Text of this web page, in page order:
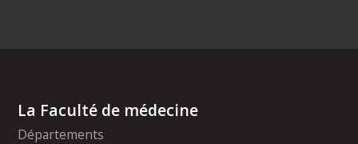
La Faculté de médecine
Départements